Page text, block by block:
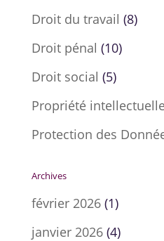
Droit du travail (8)
Droit pénal (10)
Droit social (5)
Propriété
Protection des
Archives
février 2026(1)
janvier 2026(4)